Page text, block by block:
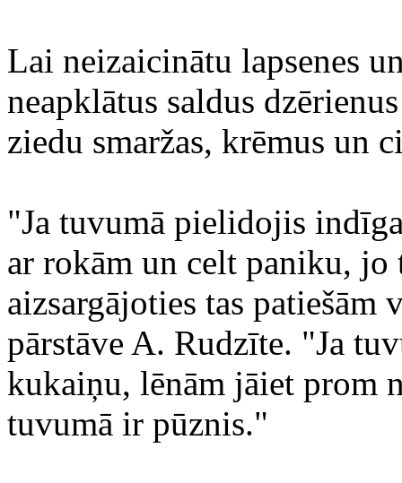
Lai neizaicinātu lapsenes
neapklātus saldus
ziedu smaržas, krēmus un
"Ja tuvumā pielidojis
ar rokām un celt paniku, jo
aizsargājoties tas
pārstāve A. Rudzīte. "Ja
kukaiņu, lēnām jāiet prom
tuvumā ir pūznis."